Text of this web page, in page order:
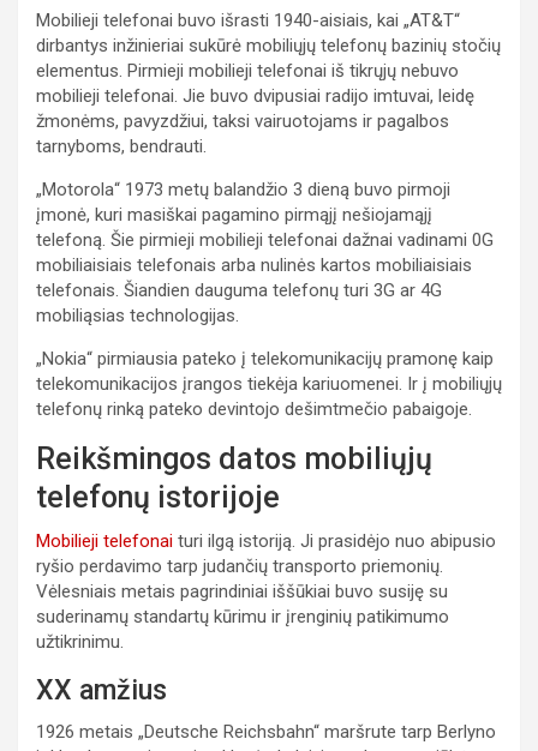
Mobilieji telefonai buvo išrasti 1940-aisiais, kai „AT&T“
dirbantys inžinieriai sukūrė mobiliųjų telefonų bazinių stočių
elementus. Pirmieji mobilieji telefonai iš tikrųjų nebuvo
mobilieji telefonai. Jie buvo dvipusiai radijo imtuvai, leidę
žmonėms, pavyzdžiui, taksi vairuotojams ir pagalbos
tarnyboms, bendrauti.
„Motorola“ 1973 metų balandžio 3 dieną buvo pirmoji
įmonė, kuri masiškai pagamino pirmąjį nešiojamąjį
telefoną. Šie pirmieji mobilieji telefonai dažnai vadinami 0G
mobiliaisiais telefonais arba nulinės kartos mobiliaisiais
telefonais. Šiandien dauguma telefonų turi 3G ar 4G
mobiliąsias technologijas.
„Nokia“ pirmiausia pateko į telekomunikacijų pramonę kaip
telekomunikacijos įrangos tiekėja kariuomenei. Ir į mobiliųjų
telefonų rinką pateko devintojo dešimtmečio pabaigoje.
Reikšmingos datos mobiliųjų
telefonų istorijoje
Mobilieji telefonai turi ilgą istoriją. Ji prasidėjo nuo abipusio
ryšio perdavimo tarp judančių transporto priemonių.
Vėlesniais metais pagrindiniai iššūkiai buvo susiję su
suderinamų standartų kūrimu ir įrenginių patikimumo
užtikrinimu.
XX amžius
1926 metais „Deutsche Reichsbahn“ maršrute tarp Berlyno